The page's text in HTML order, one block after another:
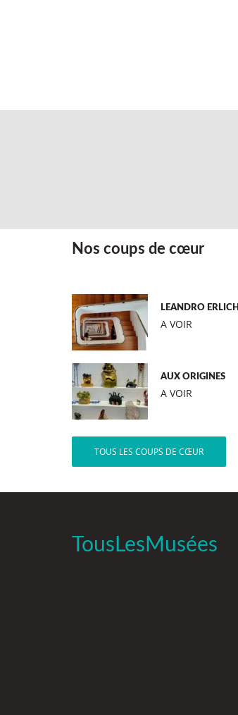
Nos coups de cœur
LEANDRO ERLICH
A VOIR
AUX ORIGINES
A VOIR
TOUS LES COUPS DE CŒUR
TousLesMusées